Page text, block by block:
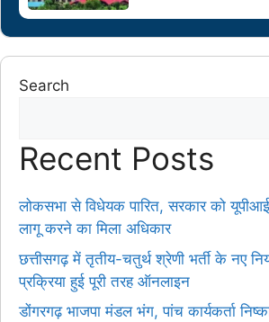
Search
Recent Posts
लोकसभा से विधेयक पारित, सरकार को
लागू करने का मिला अधिकार
छत्तीसगढ़ में तृतीय-चतुर्थ श्रेणी भर्ती के नए
प्रक्रिया हुई पूरी तरह ऑनलाइन
डोंगरगढ़ भाजपा मंडल भंग, पांच कार्यकर्ता